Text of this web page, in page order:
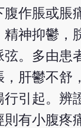
腹作脹或脹
精神抑鬱，
弦。多由患
，肝鬱不舒
行引起。辨
則有小腹疼